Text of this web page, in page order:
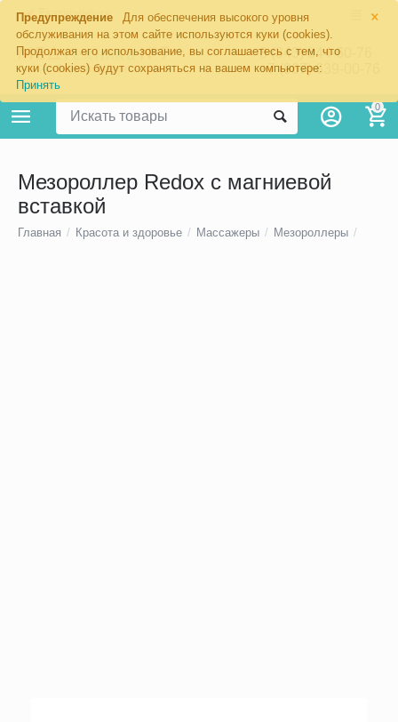
×
Предупреждение
Для обеспечения высокого уровня
обслуживания на этом сайте используются куки (cookies).
Продолжая его использование, вы соглашаетесь с тем, что
куки (cookies) будут сохраняться на вашем компьютере:
Принять
Екатеринбург
8 (343) 344-60-76
+7 (967) 639-00-76
0
Мезороллер Redox с магниевой
вставкой
Главная / Красота и здоровье / Массажеры / Мезороллеры /